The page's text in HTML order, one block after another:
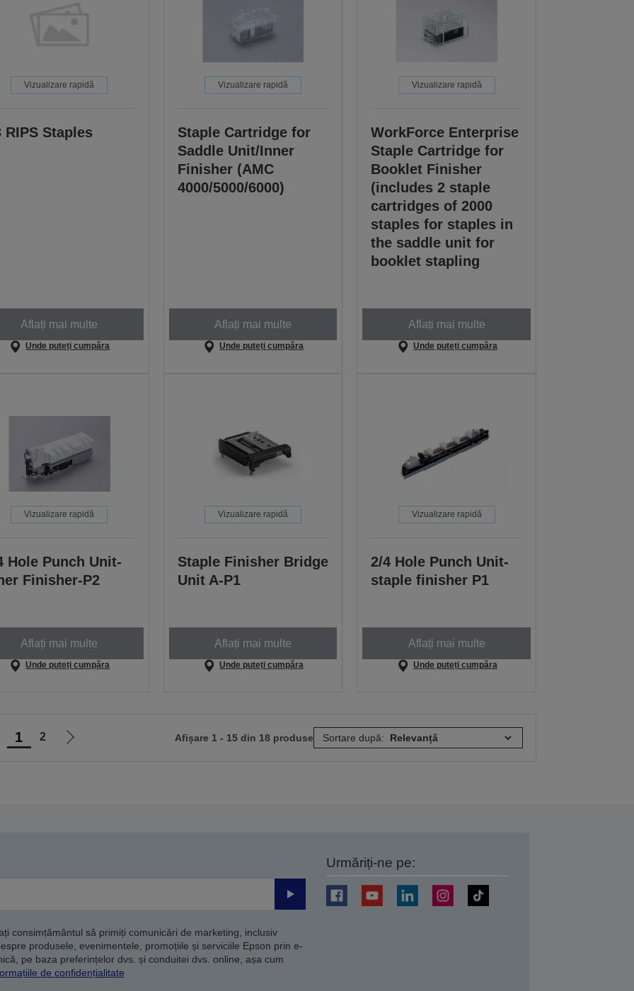
Vizualizare rapidă
RIPS Staples
Aflați mai multe
Unde puteți cumpăra
Vizualizare rapidă
Staple Cartridge for
Saddle Unit/Inner
Finisher (AMC
4000/5000/6000)
Aflați mai multe
Unde puteți cumpăra
Vizualizare rapidă
WorkForce Enterprise
Staple Cartridge for
Booklet Finisher
(includes 2 staple
cartridges of 2000
staples for staples in
the saddle unit for
booklet stapling
Aflați mai multe
Unde puteți cumpăra
Vizualizare rapidă
Hole Punch Unit-
Finisher-P2
Aflați mai multe
Unde puteți cumpăra
Vizualizare rapidă
Staple Finisher Bridge
Unit A-P1
Aflați mai multe
Unde puteți cumpăra
Vizualizare rapidă
2/4 Hole Punch Unit-
staple finisher P1
Aflați mai multe
Unde puteți cumpăra
1 2
Mergi
Afișare 1 - 15 din 18 produse Sortare după:
Trimiteți
consimțământul să primiți comunicări de marketing, inclusiv
produsele, evenimentele, promoțiile și serviciile Epson prin e-
pe baza preferințelor dvs. și conduitei dvs. online, așa cum
de confidențialitate
Urmăriți-ne pe: